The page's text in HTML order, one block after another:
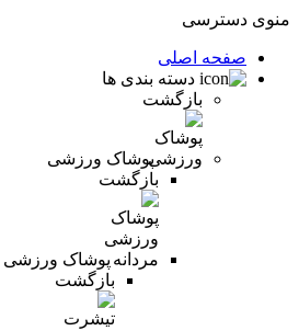
منوی دسترسی
صفحه اصلی
دسته بندی ها
بازگشت
پوشاک ورزشی
بازگشت
پوشاک ورزشی
بازگشت